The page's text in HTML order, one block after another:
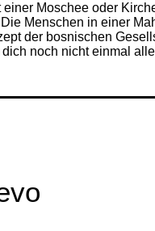
Moschee oder
Menschen in einer
der bosnischen
noch nicht einmal